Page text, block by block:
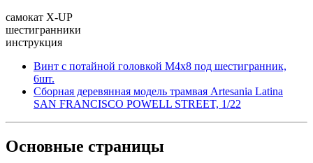
самокат X-UP
шестигранники
инструкция
Винт с потайной головкой M4x8 под шестигранник,
6шт.
Сборная деревянная модель трамвая Artesania Latina
SAN FRANCISCO POWELL STREET, 1/22
Основные страницы